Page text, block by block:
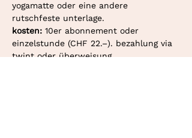
yogamatte oder eine andere
rutschfeste unterlage.
kosten: 10er abonnement oder
einzelstunde (CHF 22.–). bezahlung via
twint oder überweisung.